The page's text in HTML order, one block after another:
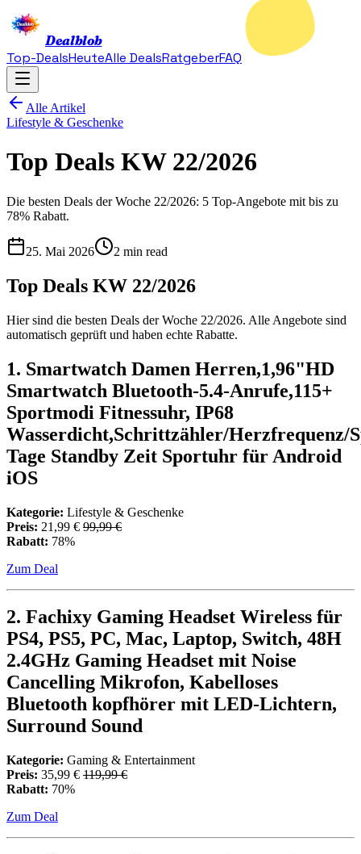
Dealblob
Top-DealsHeuteAlle DealsRatgeberFAQ
Alle Artikel
Lifestyle & Geschenke
Top Deals KW 22/2026
Die besten Deals der Woche 22/2026: 5 Top-Angebote mit bis zu
78% Rabatt.
25. Mai 2026 2 min read
Top Deals KW 22/2026
Hier sind die besten Deals der Woche 22/2026. Alle Angebote sind
automatisch geprüft und haben echte Rabatte.
1. Smartwatch Damen Herren,1,96"HD
Smartwatch Bluetooth-5.4-Anrufe,115+
Sportmodi Fitnessuhr, IP68
Wasserdicht,Schrittzähler/Herzfrequenz/
Tage Standby Zeit Sportuhr für Android
iOS
Kategorie: Lifestyle & Geschenke
Preis: 21,99 € 99,99 €
Rabatt: 78%
Zum Deal
2. Fachixy Gaming Headset Wireless für
PS4, PS5, PC, Mac, Laptop, Switch, 48H
2.4GHz Gaming Headset mit Noise
Cancelling Mikrofon, Kabelloses
Bluetooth kopfhörer mit LED-Lichtern,
Surround Sound
Kategorie: Gaming & Entertainment
Preis: 35,99 € 119,99 €
Rabatt: 70%
Zum Deal